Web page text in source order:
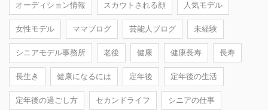
オーディション情報 スカウトされる顔 人気モデル
女性モデル ママブログ 芸能人ブログ 未経験
シニアモデル事務所 老後 健康 健康長寿 長寿
長生き 健康になるには 定年後 定年後の生活
定年後の過ごし方 セカンドライフ シニアの仕事